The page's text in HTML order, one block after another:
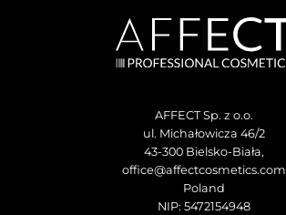
AFFECT Sp. z o.o.
ul. Michałowicza 46/2
43-300 Bielsko-Biała,
office@affectcosmetics.com
Poland
NIP: 5472154948